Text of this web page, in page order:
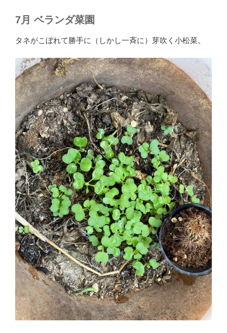
7月 ベランダ菜園
タネがこぼれて勝手に（しかし一斉に）芽吹く小松菜。